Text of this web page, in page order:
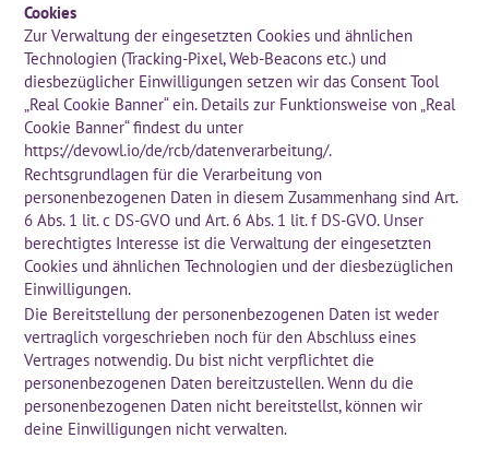
Cookies
Zur Verwaltung der eingesetzten Cookies und ähnlichen
Technologien (Tracking-Pixel, Web-Beacons etc.) und
diesbezüglicher Einwilligungen setzen wir das Consent Tool
„Real Cookie Banner“ ein. Details zur Funktionsweise von „Real
Cookie Banner“ findest du unter
https://devowl.io/de/rcb/datenverarbeitung/.
Rechtsgrundlagen für die Verarbeitung von
personenbezogenen Daten in diesem Zusammenhang sind Art.
6 Abs. 1 lit. c DS-GVO und Art. 6 Abs. 1 lit. f DS-GVO. Unser
berechtigtes Interesse ist die Verwaltung der eingesetzten
Cookies und ähnlichen Technologien und der diesbezüglichen
Einwilligungen.
Die Bereitstellung der personenbezogenen Daten ist weder
vertraglich vorgeschrieben noch für den Abschluss eines
Vertrages notwendig. Du bist nicht verpflichtet die
personenbezogenen Daten bereitzustellen. Wenn du die
personenbezogenen Daten nicht bereitstellst, können wir
deine Einwilligungen nicht verwalten.